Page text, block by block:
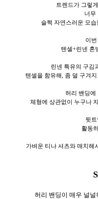
트렌드가 그렇
너무
슬쩍 자연스러운 모
이
텐셀+린넨 혼
린넨 특유의 구김
텐셀을 함유해, 좀 덜 구겨
허리 밴딩에
체형에 상관없이 누구나
뒷
활동
가벼운 티나 셔츠와 매치해
허리 밴딩이 매우 널널